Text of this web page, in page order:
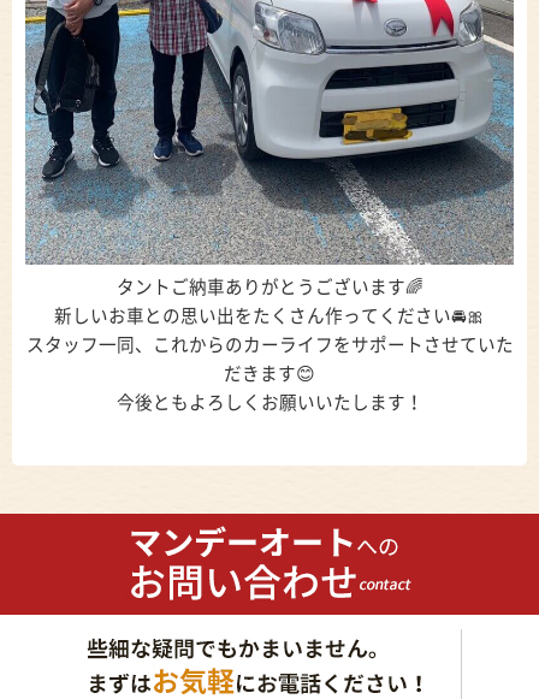
タントご納車ありがとうございます🌈
新しいお車との思い出をたくさん作ってください🚘🎀
スタッフ一同、これからのカーライフをサポートさせていた
だきます😊
今後ともよろしくお願いいたします！